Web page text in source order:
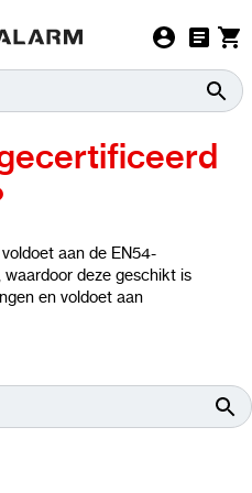
aan de EN54-
deze geschikt is
en voldoet aan